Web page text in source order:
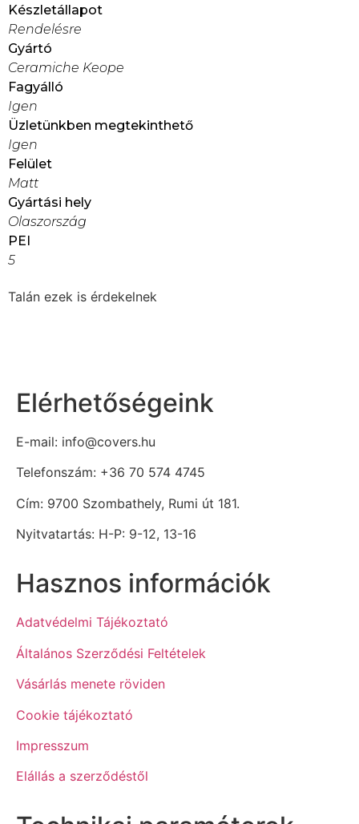
Készletállapot
Rendelésre
Gyártó
Ceramiche Keope
Fagyálló
Igen
Üzletünkben megtekinthető
Igen
Felület
Matt
Gyártási hely
Olaszország
PEI
5
Talán ezek is érdekelnek
Elérhetőségeink
E-mail: info@covers.hu
Telefonszám: +36 70 574 4745
Cím: 9700 Szombathely, Rumi út 181.
Nyitvatartás: H-P: 9-12, 13-16
Hasznos információk
Adatvédelmi Tájékoztató
Általános Szerződési Feltételek
Vásárlás menete röviden
Cookie tájékoztató
Impresszum
Elállás a szerződéstől